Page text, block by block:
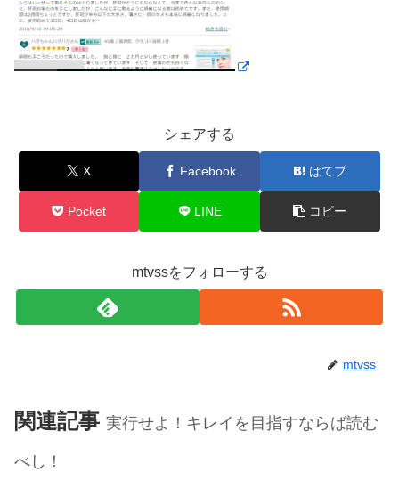
シェアする
X Facebook はてブ
Pocket LINE コピー
mtvssをフォローする
mtvss
関連記事 実行せよ！キレイを目指すならば読む
べし！